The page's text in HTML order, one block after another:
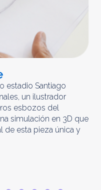
estadio Santiago
un ilustrador
esbozos del
simulación en 3D que
de esta pieza única y